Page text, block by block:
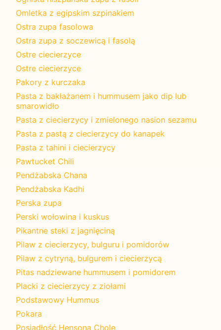
Omletka z egipskim szpinakiem
Ostra zupa fasolowa
Ostra zupa z soczewicą i fasolą
Ostre ciecierzyce
Ostre ciecierzyce
Pakory z kurczaka
Pasta z bakłażanem i hummusem jako dip lub
smarowidło
Pasta z ciecierzycy i zmielonego nasion sezamu
Pasta z pastą z ciecierzycy do kanapek
Pasta z tahini i ciecierzycy
Pawtucket Chili
Pendżabska Chana
Pendżabska Kadhi
Perska zupa
Perski wołowina i kuskus
Pikantne steki z jagnięciną
Pilaw z ciecierzycy, bulguru i pomidorów
Pilaw z cytryną, bulgurem i ciecierzycą
Pitas nadziewane hummusem i pomidorem
Placki z ciecierzycy z ziołami
Podstawowy Hummus
Pokara
Posiadłość Hensona Chole